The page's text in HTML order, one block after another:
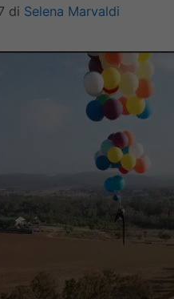
di Selena Marvaldi